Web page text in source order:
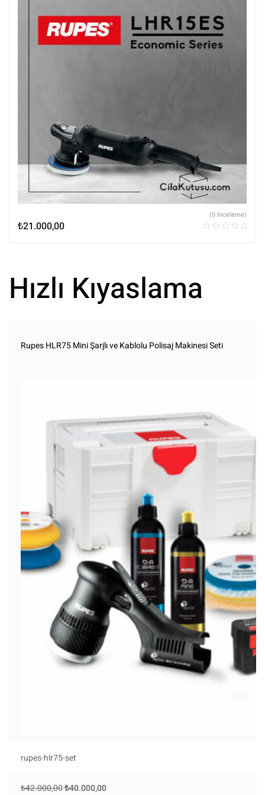
₺21.000,00
(0 İnceleme)
Hızlı Kıyaslama
Rupes HLR75 Mini Şarjlı ve Kablolu Polisaj Makinesi Seti
rupes-hlr75-set
₺42.000,00₺40.000,00